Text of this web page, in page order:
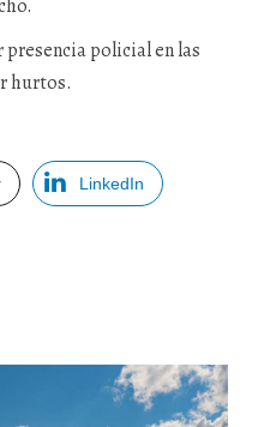
presencia policial en las
hurtos.
LinkedIn